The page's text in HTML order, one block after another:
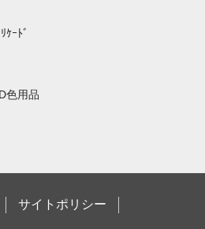
ｹｰﾄﾞ
色用品
サイトポリシー